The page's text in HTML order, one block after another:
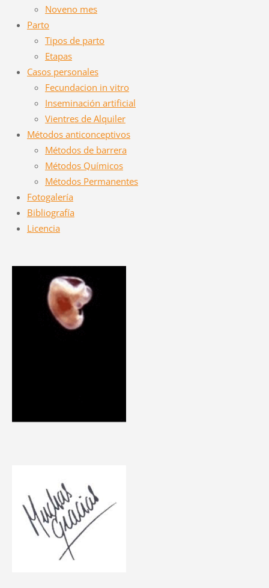
Noveno mes
Parto
Tipos de parto
Etapas
Casos personales
Fecundacion in vitro
Inseminación artificial
Vientres de Alquiler
Métodos anticonceptivos
Métodos de barrera
Métodos Químicos
Métodos Permanentes
Fotogalería
Bibliografía
Licencia